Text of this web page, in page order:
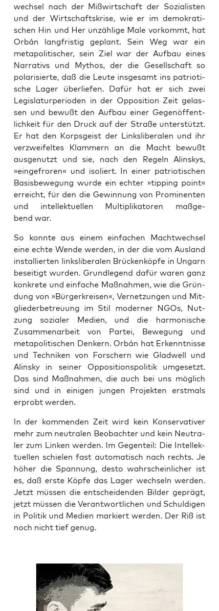
wech­sel nach der Miß­wirt­schaft der Sozia­lis­ten
und der Wirt­schafts­kri­se, wie er im demo­kra­ti­
schen Hin und Her unzäh­li­ge Male vor­kommt, hat
Orbán lang­fris­tig geplant. Sein Weg war ein
meta­po­li­ti­scher, sein Ziel war der Auf­bau eines
Nar­ra­tivs und Mythos, der die Gesell­schaft so
pola­ri­sier­te, daß die Leu­te ins­ge­samt ins patrio­ti­
sche Lager über­lie­fen. Dafür hat er sich zwei
Legis­la­tur­pe­ri­oden in der Oppo­si­ti­on Zeit gelas­
sen und bewußt den Auf­bau einer Gegen­öf­fent­
lich­keit für den Druck auf der Stra­ße unter­stützt.
Er hat den Korps­geist der Links­li­be­ra­len und ihr
ver­zwei­fel­tes Klam­mern an die Macht bewußt
aus­ge­nutzt und sie, nach den Regeln Ali­n­skys,
»ein­ge­fro­ren« und iso­liert. In einer patrio­ti­schen
Basis­be­we­gung wur­de ein ech­ter »tip­ping point«
erreicht, für den die Gewin­nung von Pro­mi­nen­ten
und intel­lek­tu­el­len Mul­ti­pli­ka­to­ren maß­ge­
bend war.
So konn­te aus einem ein­fa­chen Macht­wech­sel
eine ech­te Wen­de wer­den, in der die vom Aus­land
instal­lier­ten links­li­be­ra­len Brü­cken­köp­fe in Ungarn
besei­tigt wur­den. Grund­le­gend dafür waren ganz
kon­kre­te und ein­fa­che Maß­nah­men, wie die Grün­
dung von »Bür­ger­krei­sen«, Ver­net­zun­gen und Mit­
glie­der­be­treu­ung im Stil moder­ner NGOs, Nut­
zung sozia­ler Medi­en, und die har­mo­ni­sche
Zusam­men­ar­beit von Par­tei, Bewe­gung und
meta­po­li­ti­schen Den­kern. Orbán hat Erkennt­nis­se
und Tech­ni­ken von For­schern wie Glad­well und
Ali­n­sky in sei­ner Oppo­si­ti­ons­po­li­tik umge­setzt.
Das sind Maß­nah­men, die auch bei uns mög­lich
sind und in eini­gen jun­gen Pro­jek­ten erst­mals
erprobt werden.
In der kom­men­den Zeit wird kein Kon­ser­va­ti­ver
mehr zum neu­tra­len Beob­ach­ter und kein Neu­tra­
ler zum Lin­ken wer­den. Im Gegen­teil: Die Intel­lek­
tu­el­len schie­len fast auto­ma­tisch nach rechts. Je
höher die Span­nung, des­to wahr­schein­li­cher ist
es, daß ers­te Köp­fe das Lager wech­seln wer­den.
Jetzt müs­sen die ent­schei­den­den Bil­der geprägt,
jetzt müs­sen die Ver­ant­wort­li­chen und Schul­di­gen
in Poli­tik und Medi­en mar­kiert wer­den. Der Riß ist
noch nicht tief genug.